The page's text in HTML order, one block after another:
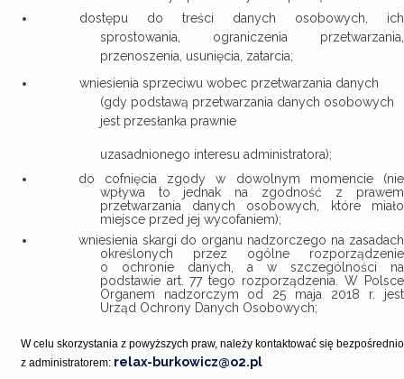
dostępu do treści danych osobowych, ich
sprostowania, ograniczenia przetwarzania,
przenoszenia, usunięcia, zatarcia;
wniesienia sprzeciwu wobec przetwarzania danych
(gdy podstawą przetwarzania danych osobowych
jest przesłanka prawnie
uzasadnionego interesu administratora);
do cofnięcia zgody w dowolnym momencie (nie
wpływa to jednak na zgodność z prawem
przetwarzania danych osobowych, które miało
miejsce przed jej wycofaniem);
wniesienia skargi do organu nadzorczego na zasadach
określonych przez ogólne rozporządzenie
o ochronie danych, a w szczególności na
podstawie art. 77 tego rozporządzenia. W Polsce
Organem nadzorczym od 25 maja 2018 r. jest
Urząd Ochrony Danych Osobowych;
W celu skorzystania z powyższych praw, należy kontaktować się bezpośrednio
z administratorem: relax-burkowicz@o2.pl